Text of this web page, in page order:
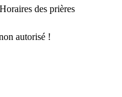
Horaires des prières